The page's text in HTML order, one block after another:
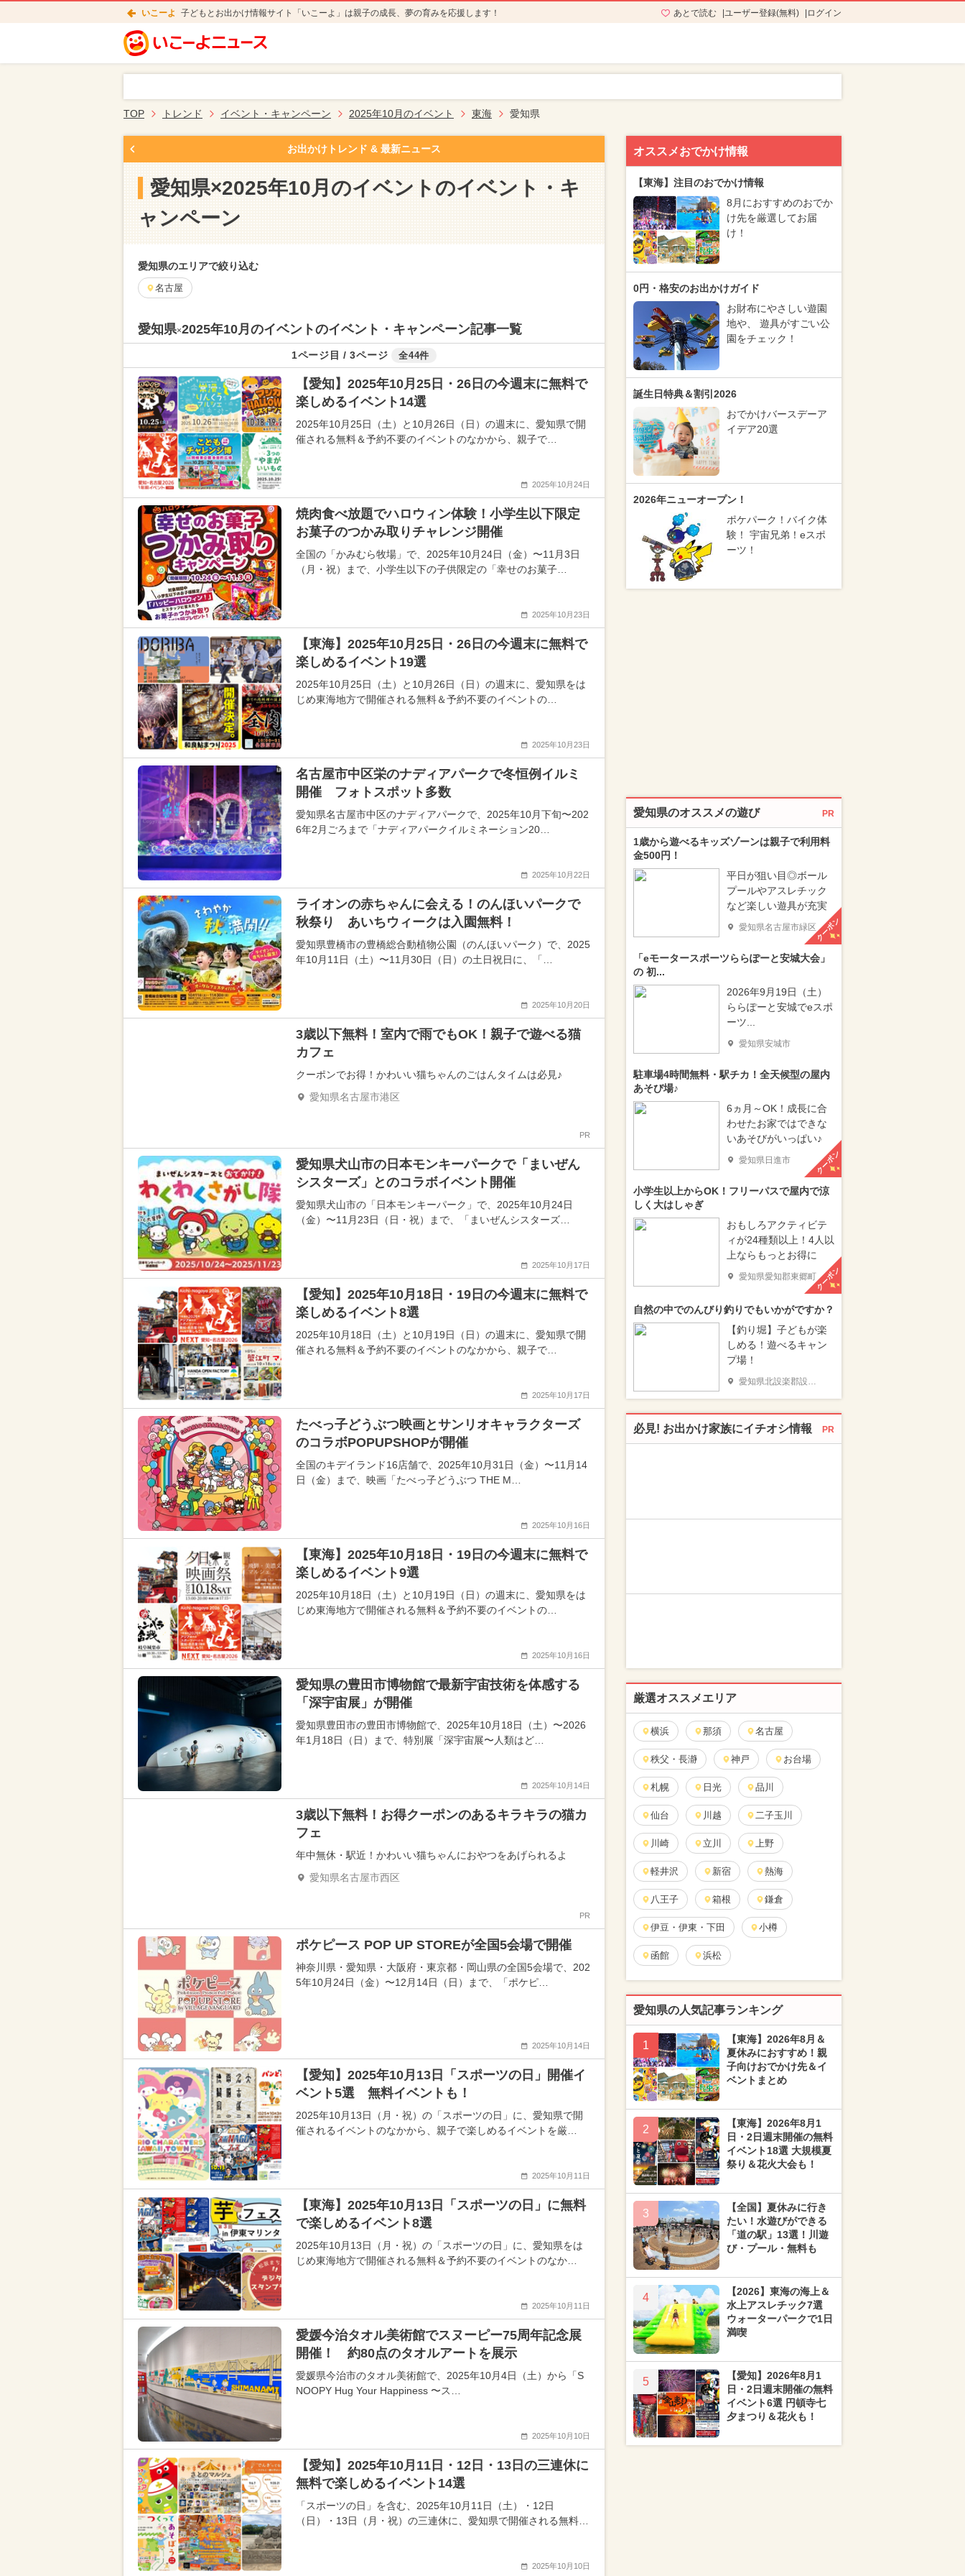
いこーよ 子どもとお出かけ情報サイト「いこーよ」は親子の成長、夢の育みを応援します！ あとで読む ユーザー登録(無料) ログイン
TOP トレンド イベント・キャンペーン 2025年10月のイベント 東海 愛知県
お出かけトレンド & 最新ニュース
愛知県×2025年10月のイベントのイベント・キ
ャンペーン
愛知県のエリアで絞り込む
名古屋
愛知県×2025年10月のイベントのイベント・キャンペーン記事一覧
1ページ目 / 3ページ 全44件
【愛知】2025年10月25日・26日の今週末に無料で
楽しめるイベント14選
2025年10月25日（土）と10月26日（日）の週末に、愛知県で開
催される無料＆予約不要のイベントのなかから、親子で…
2025年10月24日
焼肉食べ放題でハロウィン体験！小学生以下限定
お菓子のつかみ取りチャレンジ開催
全国の「かみむら牧場」で、2025年10月24日（金）〜11月3日
（月・祝）まで、小学生以下の子供限定の「幸せのお菓子…
2025年10月23日
【東海】2025年10月25日・26日の今週末に無料で
楽しめるイベント19選
2025年10月25日（土）と10月26日（日）の週末に、愛知県をは
じめ東海地方で開催される無料＆予約不要のイベントの…
2025年10月23日
名古屋市中区栄のナディアパークで冬恒例イルミ
開催 フォトスポット多数
愛知県名古屋市中区のナディアパークで、2025年10月下旬〜202
6年2月ごろまで「ナディアパークイルミネーション20…
2025年10月22日
ライオンの赤ちゃんに会える！のんほいパークで
秋祭り あいちウィークは入園無料！
愛知県豊橋市の豊橋総合動植物公園（のんほいパーク）で、2025
年10月11日（土）〜11月30日（日）の土日祝日に、「…
2025年10月20日
3歳以下無料！室内で雨でもOK！親子で遊べる猫
カフェ
クーポンでお得！かわいい猫ちゃんのごはんタイムは必見♪
愛知県名古屋市港区
PR
愛知県犬山市の日本モンキーパークで「まいぜん
シスターズ」とのコラボイベント開催
愛知県犬山市の「日本モンキーパーク」で、2025年10月24日
（金）〜11月23日（日・祝）まで、「まいぜんシスターズ…
2025年10月17日
【愛知】2025年10月18日・19日の今週末に無料で
楽しめるイベント8選
2025年10月18日（土）と10月19日（日）の週末に、愛知県で開
催される無料＆予約不要のイベントのなかから、親子で…
2025年10月17日
たべっ子どうぶつ映画とサンリオキャラクターズ
のコラボPOPUPSHOPが開催
全国のキデイランド16店舗で、2025年10月31日（金）〜11月14
日（金）まで、映画「たべっ子どうぶつ THE M…
2025年10月16日
【東海】2025年10月18日・19日の今週末に無料で
楽しめるイベント9選
2025年10月18日（土）と10月19日（日）の週末に、愛知県をは
じめ東海地方で開催される無料＆予約不要のイベントの…
2025年10月16日
愛知県の豊田市博物館で最新宇宙技術を体感する
「深宇宙展」が開催
愛知県豊田市の豊田市博物館で、2025年10月18日（土）〜2026
年1月18日（日）まで、特別展「深宇宙展〜人類はど…
2025年10月14日
3歳以下無料！お得クーポンのあるキラキラの猫カ
フェ
年中無休・駅近！かわいい猫ちゃんにおやつをあげられるよ
愛知県名古屋市西区
PR
ポケピース POP UP STOREが全国5会場で開催
神奈川県・愛知県・大阪府・東京都・岡山県の全国5会場で、202
5年10月24日（金）〜12月14日（日）まで、「ポケピ…
2025年10月14日
【愛知】2025年10月13日「スポーツの日」開催イ
ベント5選 無料イベントも！
2025年10月13日（月・祝）の「スポーツの日」に、愛知県で開
催されるイベントのなかから、親子で楽しめるイベントを厳…
2025年10月11日
【東海】2025年10月13日「スポーツの日」に無料
で楽しめるイベント8選
2025年10月13日（月・祝）の「スポーツの日」に、愛知県をは
じめ東海地方で開催される無料＆予約不要のイベントのなか…
2025年10月11日
愛媛今治タオル美術館でスヌーピー75周年記念展
開催！ 約80点のタオルアートを展示
愛媛県今治市のタオル美術館で、2025年10月4日（土）から「S
NOOPY Hug Your Happiness 〜ス…
2025年10月10日
【愛知】2025年10月11日・12日・13日の三連休に
無料で楽しめるイベント14選
「スポーツの日」を含む、2025年10月11日（土）・12日
（日）・13日（月・祝）の三連休に、愛知県で開催される無料…
2025年10月10日
オススメおでかけ情報
【東海】注目のおでかけ情報
8月におすすめのおでか
け先を厳選してお届
け！
0円・格安のお出かけガイド
お財布にやさしい遊園
地や、 遊具がすごい公
園をチェック！
誕生日特典＆割引2026
おでかけバースデーア
イデア20選
2026年ニューオープン！
ポケパーク！バイク体
験！ 宇宙兄弟！eスポ
ーツ！
愛知県のオススメの遊び PR
1歳から遊べるキッズゾーンは親子で利用料
金500円！
平日が狙い目◎ボール
プールやアスレチック
など楽しい遊具が充実
愛知県名古屋市緑区クーポン
「eモータースポーツららぽーと安城大会」
の 初...
2026年9月19日（土）
ららぽーと安城でeスポ
ーツ...
愛知県安城市
駐車場4時間無料・駅チカ！全天候型の屋内
あそび場♪
6ヵ月～OK！成長に合
わせたお家ではできな
いあそびがいっぱい♪
愛知県日進市 クーポン
小学生以上からOK！フリーパスで屋内で涼
しく大はしゃぎ
おもしろアクティビテ
ィが24種類以上！4人以
上ならもっとお得に
愛知県愛知郡東郷町クーポン
自然の中でのんびり釣りでもいかがですか？
【釣り堀】子どもが楽
しめる！遊べるキャン
プ場！
愛知県北設楽郡設楽町
必見! お出かけ家族にイチオシ情報 PR
厳選オススメエリア
横浜 那須 名古屋
秩父・長瀞 神戸 お台場
札幌 日光 品川
仙台 川越 二子玉川
川崎 立川 上野
軽井沢 新宿 熱海
八王子 箱根 鎌倉
伊豆・伊東・下田 小樽
函館 浜松
愛知県の人気記事ランキング
1
【東海】2026年8月＆
夏休みにおすすめ！親
子向けおでかけ先＆イ
ベントまとめ
2
【東海】2026年8月1
日・2日週末開催の無料
イベント18選 大規模夏
祭り＆花火大会も！
3
【全国】夏休みに行き
たい！水遊びができる
「道の駅」13選！川遊
び・プール・無料も
4
【2026】東海の海上＆
水上アスレチック7選
ウォーターパークで1日
満喫
5
【愛知】2026年8月1
日・2日週末開催の無料
イベント6選 円頓寺七
夕まつり＆花火も！